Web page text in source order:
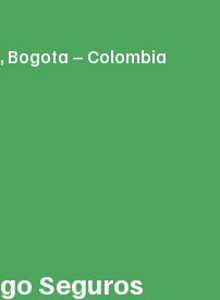
Bogota – Colombia
Seguros